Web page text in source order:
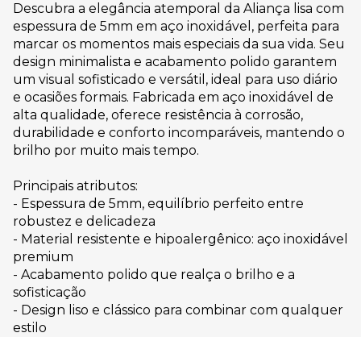
Descubra a elegância atemporal da Aliança lisa com
espessura de 5mm em aço inoxidável, perfeita para
marcar os momentos mais especiais da sua vida. Seu
design minimalista e acabamento polido garantem
um visual sofisticado e versátil, ideal para uso diário
e ocasiões formais. Fabricada em aço inoxidável de
alta qualidade, oferece resistência à corrosão,
durabilidade e conforto incomparáveis, mantendo o
brilho por muito mais tempo.
Principais atributos:
- Espessura de 5mm, equilíbrio perfeito entre
robustez e delicadeza
- Material resistente e hipoalergênico: aço inoxidável
premium
- Acabamento polido que realça o brilho e a
sofisticação
- Design liso e clássico para combinar com qualquer
estilo